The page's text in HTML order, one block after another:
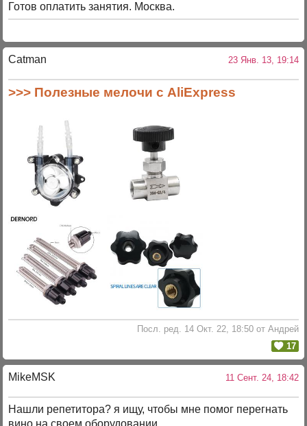
Готов оплатить занятия. Москва.
Catman 23 Янв. 13, 19:14
>>> Полезные мелочи с AliExpress
Посл. ред. 14 Окт. 22, 18:50 от Андрей
17
MikeMSK 11 Сент. 24, 18:42
Нашли репетитора? я ищу, чтобы мне помог перегнать